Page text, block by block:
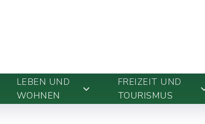
LEBEN UND
WOHNEN
FREIZEIT UND
TOURISMUS